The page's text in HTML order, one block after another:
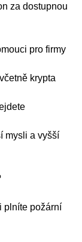
za dostupnou
pro firmy
krypta
mysli a vyšší
plníte požární